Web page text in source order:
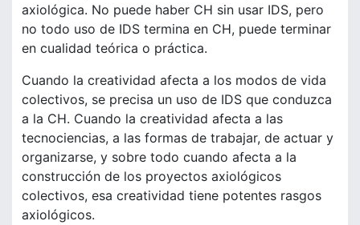
axiológica. No puede haber CH sin usar IDS, pero
no todo uso de IDS termina en CH, puede terminar
en cualidad teórica o práctica.
Cuando la creatividad afecta a los modos de vida
colectivos, se precisa un uso de IDS que conduzca
a la CH. Cuando la creatividad afecta a las
tecnociencias, a las formas de trabajar, de actuar y
organizarse, y sobre todo cuando afecta a la
construcción de los proyectos axiológicos
colectivos, esa creatividad tiene potentes rasgos
axiológicos.